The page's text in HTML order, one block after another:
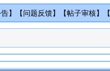
】【问题反馈】【帖子审核】【